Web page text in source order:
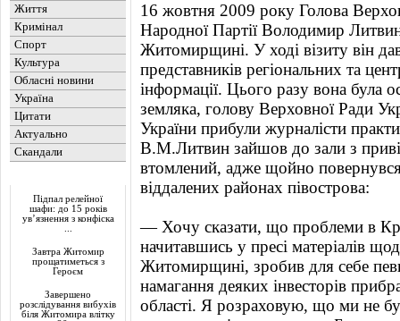
Життя
Кримінал
Спорт
Культура
Обласні новини
Україна
Цитати
Актуально
Скандали
Підпал релейної
шафи: до 15 років
ув’язнення з конфіска
Завтра Житомир
прощатиметься з
Героєм
Завершено
розслідування вибухів
біля Житомира влітку
16 жовтня 2009 року Голова
Народної Партії Володимир
Житомирщині. У ході візиту він
представників регіональних та
інформації. Цього разу вона була
земляка, голову Верховної Ради
України прибули журналісти
В.М.Литвин зайшов до зали з
втомлений, адже щойно
віддалених районах півострова:
— Хочу сказати, що проблеми в
начитавшись у пресі матеріалів
Житомирщині, зробив для себе
намагання деяких інвесторів
області. Я розраховую, що ми не